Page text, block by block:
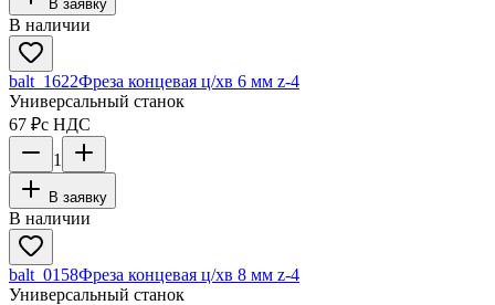
В заявку
В наличии
balt_1622Фреза концевая ц/хв 6 мм z-4
Универсальный станок
67 ₽с НДС
1
В заявку
В наличии
balt_0158Фреза концевая ц/хв 8 мм z-4
Универсальный станок